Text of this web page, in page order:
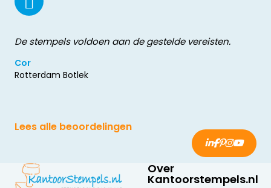
De stempels voldoen aan de gestelde vereisten.
Cor
Rotterdam Botlek
Lees alle beoordelingen
Over
Kantoorstempels.nl